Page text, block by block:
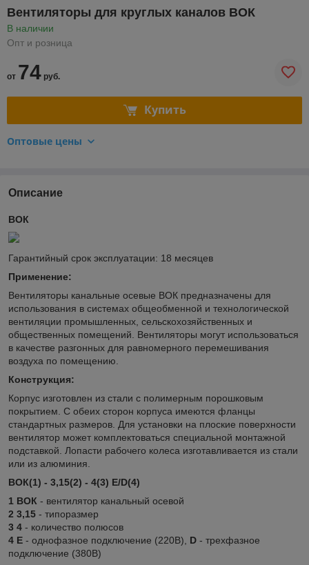
Вентиляторы для круглых каналов ВОК
В наличии
Опт и розница
от 74 руб.
Купить
Оптовые цены
Описание
ВОК
Гарантийный срок эксплуатации: 18 месяцев
Применение:
Вентиляторы канальные осевые ВОК предназначены для
использования в системах общеобменной и технологической
вентиляции промышленных, сельскохозяйственных и
общественных помещений. Вентиляторы могут использоваться
в качестве разгонных для равномерного перемешивания
воздуха по помещению.
Конструкция:
Корпус изготовлен из стали с полимерным порошковым
покрытием. С обеих сторон корпуса имеются фланцы
стандартных размеров. Для установки на плоские поверхности
вентилятор может комплектоваться специальной монтажной
подставкой. Лопасти рабочего колеса изготавливается из стали
или из алюминия.
ВОК(1) - 3,15(2) - 4(3) E/D(4)
1 ВОК - вентилятор канальный осевой
2 3,15 - типоразмер
3 4 - количество полюсов
4 Е - однофазное подключение (220В), D - трехфазное
подключение (380В)